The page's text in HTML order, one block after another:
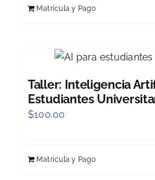
Matrícula y Pago
Taller: Inteligencia
Estudiantes
$100.00
Matrícula y Pago